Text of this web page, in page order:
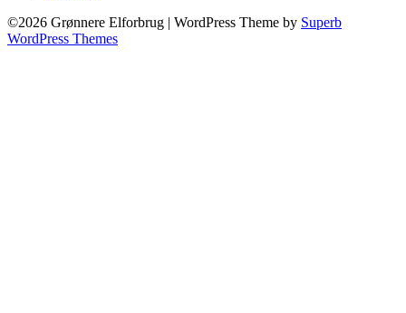
©2026 Grønnere Elforbrug | WordPress Theme by Superb
WordPress Themes